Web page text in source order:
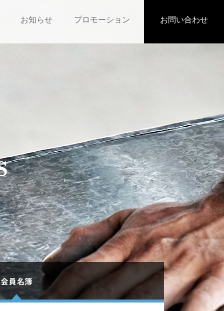
お知らせ プロモーション お問い合わせ
会員名簿